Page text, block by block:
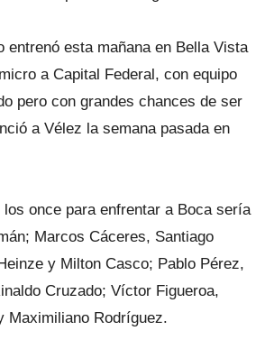
entrenó esta mañana en Bella Vista
a Capital Federal, con equipo
pero con grandes chances de ser
a Vélez la semana pasada en
los once para enfrentar a Boca sería
Marcos Cáceres, Santiago
y Milton Casco; Pablo Pérez,
Cruzado; Víctor Figueroa,
Maximiliano Rodríguez.